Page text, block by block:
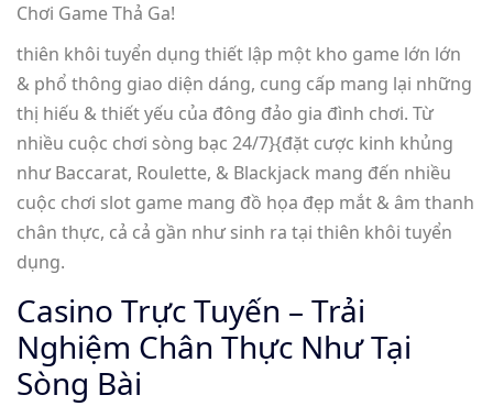
thiên khôi tuyển dụng thiết lập một kho game lớn lớn
& phổ thông giao diện dáng, cung cấp mang lại những
thị hiếu & thiết yếu của đông đảo gia đình chơi. Từ
nhiều cuộc chơi sòng bạc 24/7}{đặt cược kinh khủng
như Baccarat, Roulette, & Blackjack mang đến nhiều
cuộc chơi slot game mang đồ họa đẹp mắt & âm thanh
chân thực, cả cả gần như sinh ra tại thiên khôi tuyển
dụng.
Casino Trực Tuyến – Trải
Nghiệm Chân Thực Như Tại
Sòng Bài